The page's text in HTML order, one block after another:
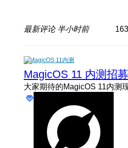
最新评论 半小时前 163
MagicOS 11内测
MagicOS 11 内测招